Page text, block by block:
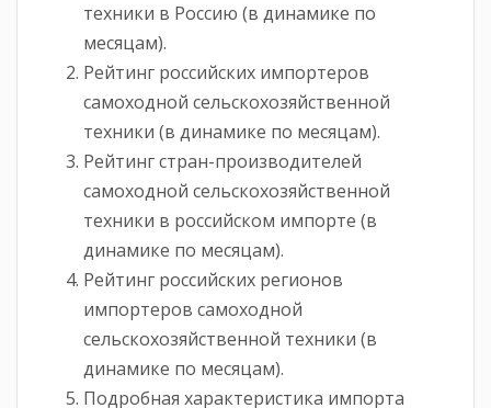
техники в Россию (в динамике по
месяцам).
Рейтинг российских импортеров
самоходной сельскохозяйственной
техники (в динамике по месяцам).
Рейтинг стран-производителей
самоходной сельскохозяйственной
техники в российском импорте (в
динамике по месяцам).
Рейтинг российских регионов
импортеров самоходной
сельскохозяйственной техники (в
динамике по месяцам).
Подробная характеристика импорта